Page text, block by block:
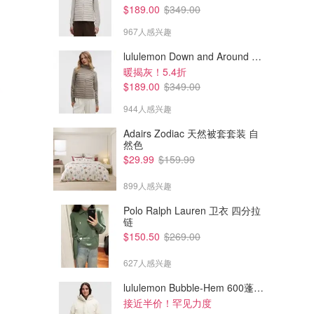
$179.00
lululemon Daydrift 高腰阔腿长
$124.00
裤 常规款
$189.00 $349.00
967人感兴趣
lululemon Down and Around 羽绒夹克
暖揭灰！5.4折
$189.00 $349.00
944人感兴趣
Adairs Zodiac 天然被套套装 自
然色
$29.99 $159.99
899人感兴趣
Polo Ralph Lauren 卫衣 四分拉
链
$150.50 $269.00
627人感兴趣
lululemon Bubble-Hem 600蓬松羽绒夹克
接近半价！罕见力度